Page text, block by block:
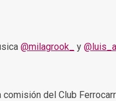
@milagrook_ y
del Club